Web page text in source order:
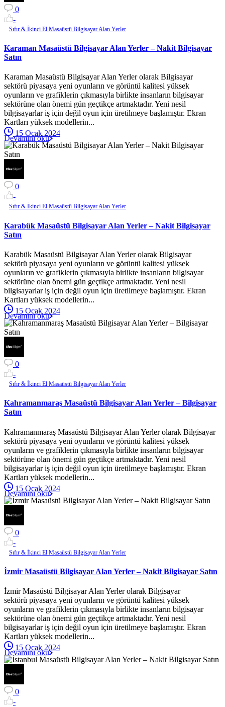
0
-
Sıfır & İkinci El Masaüstü Bilgisayar Alan Yerler
Karaman Masaüstü Bilgisayar Alan Yerler – Nakit Bilgisayar
Satın
Karaman Masaüstü Bilgisayar Alan Yerler olarak Bilgisayar
sektörü piyasaya yeni oyunların ve görüntü kalitesi yüksek
oyunların ve grafiklerin çıkmasıyla birlikte insanların bilgisayar
sektörüne olan önemi gün geçtikçe artmaktadır. Yeni nesil
bilgisayarlar iş için değil oyun için üretilmeye başlamıştır. Ekran
Kartları yüksek modellerin...
15 Ocak 2024
Devamını oku
0
-
Sıfır & İkinci El Masaüstü Bilgisayar Alan Yerler
Karabük Masaüstü Bilgisayar Alan Yerler – Nakit Bilgisayar
Satın
Karabük Masaüstü Bilgisayar Alan Yerler olarak Bilgisayar
sektörü piyasaya yeni oyunların ve görüntü kalitesi yüksek
oyunların ve grafiklerin çıkmasıyla birlikte insanların bilgisayar
sektörüne olan önemi gün geçtikçe artmaktadır. Yeni nesil
bilgisayarlar iş için değil oyun için üretilmeye başlamıştır. Ekran
Kartları yüksek modellerin...
15 Ocak 2024
Devamını oku
0
-
Sıfır & İkinci El Masaüstü Bilgisayar Alan Yerler
Kahramanmaraş Masaüstü Bilgisayar Alan Yerler – Bilgisayar
Satın
Kahramanmaraş Masaüstü Bilgisayar Alan Yerler olarak Bilgisayar
sektörü piyasaya yeni oyunların ve görüntü kalitesi yüksek
oyunların ve grafiklerin çıkmasıyla birlikte insanların bilgisayar
sektörüne olan önemi gün geçtikçe artmaktadır. Yeni nesil
bilgisayarlar iş için değil oyun için üretilmeye başlamıştır. Ekran
Kartları yüksek modellerin...
15 Ocak 2024
Devamını oku
0
-
Sıfır & İkinci El Masaüstü Bilgisayar Alan Yerler
İzmir Masaüstü Bilgisayar Alan Yerler – Nakit Bilgisayar Satın
İzmir Masaüstü Bilgisayar Alan Yerler olarak Bilgisayar
sektörü piyasaya yeni oyunların ve görüntü kalitesi yüksek
oyunların ve grafiklerin çıkmasıyla birlikte insanların bilgisayar
sektörüne olan önemi gün geçtikçe artmaktadır. Yeni nesil
bilgisayarlar iş için değil oyun için üretilmeye başlamıştır. Ekran
Kartları yüksek modellerin...
15 Ocak 2024
Devamını oku
0
-